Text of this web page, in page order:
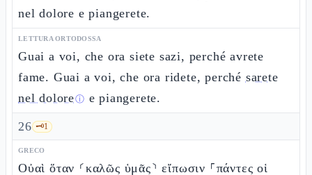
nel dolore e piangerete.
LETTURA ORTODOSSA
Guai a voi, che ora siete sazi, perché avrete
fame. Guai a voi, che ora ridete, perché sarete
nel doloreⓘ e piangerete.
26 🗝️1
GRECO
Οὐαὶ ὅταν ⸂καλῶς ὑμᾶς⸃ εἴπωσιν ⸀πάντες οἱ